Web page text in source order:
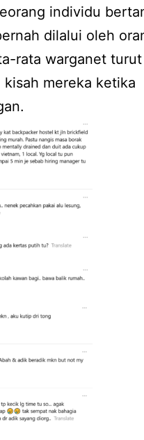
individu
dilalui oleh
rata warganet turut
mereka ketika